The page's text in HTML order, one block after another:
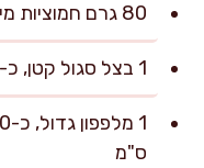
80 גרם חמוציות מיובשות
1 בצל סגול קטן, כ-120 גרם, קצוץ דק מאוד
ס"מ